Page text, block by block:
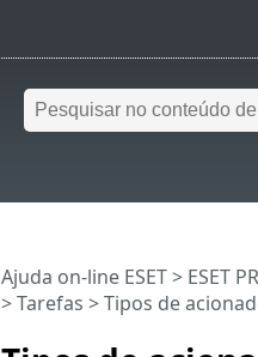
Ajuda on-line ESET> ESET
>Tarefas > Tipos de